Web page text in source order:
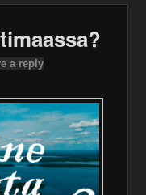
a reply